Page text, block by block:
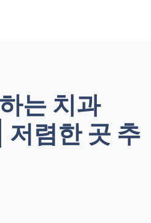
는 치과
렴한 곳 추